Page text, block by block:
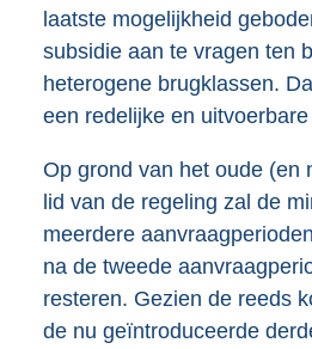
laatste mogelijkheid
subsidie aan te vragen ten
heterogene brugklassen.
een redelijke en
Op grond van het oude (en
lid van de regeling zal de
meerdere
na de tweede
resteren. Gezien de reeds
de nu geïntroduceerde